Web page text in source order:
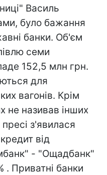
Василь
було бажання
банки. Об'єм
семи
152,5 млн грн.
для
вагонів. Крім
не називав інших
з'явилася
від
- "Ощадбанк"
. Приватні банки